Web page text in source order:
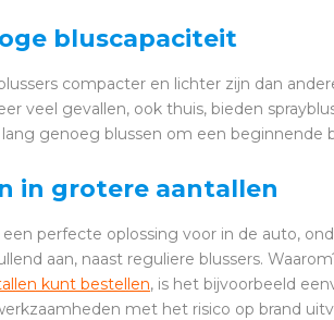
bluscapaciteit
compacter en lichter zijn dan
veel gevallen, ook thuis, bieden
lang genoeg blussen om een beginnende
in grotere aantallen
een perfecte oplossing voor in de auto,
aan, naast reguliere blussers.
kunt bestellen, is het bijvoorbeeld
met het risico op brand